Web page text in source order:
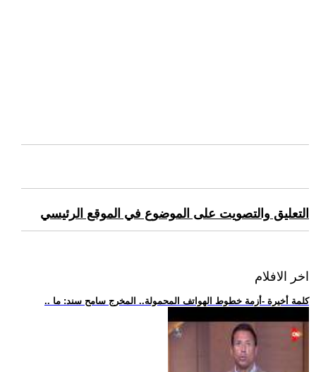
التعليق والتصويت على الموضوع في الموقع الرئيسي
اخر الافلام
.. كلمة أخيرة -أزمة خطوط الهواتف المحمولة.. المخرج سامح سند: ما